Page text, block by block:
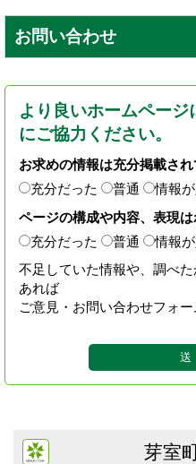
お問い合わせ
より良いホームページ
にご協力ください。
お求めの情報は充分掲載さ
充分だった
普通
情報
ページの構成や内容、表現
充分だった
普通
情報
不足していた情報や、調べ
あれば
ご意見・お問い合わせフォー
芽室